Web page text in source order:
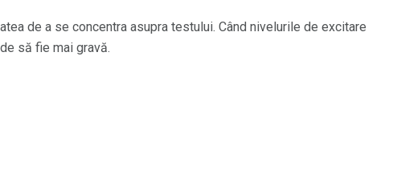
de a se concentra asupra testului. Când nivelurile de excitare
să fie mai gravă.